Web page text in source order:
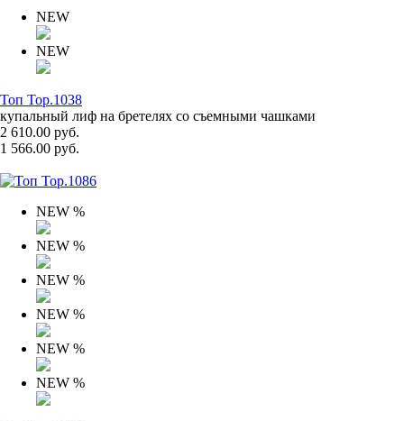
NEW
NEW
Топ Top.1038
купальный лиф на бретелях со съемными чашками
2 610.00 руб.
1 566.00 руб.
NEW %
NEW %
NEW %
NEW %
NEW %
NEW %